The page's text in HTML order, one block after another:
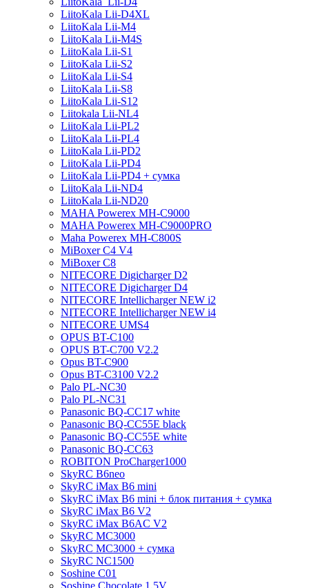
LiitoKala Lii-D4XL
LiitoKala Lii-M4
LiitoKala Lii-M4S
LiitoKala Lii-S1
LiitoKala Lii-S2
LiitoKala Lii-S4
LiitoKala Lii-S8
LiitoKala Lii-S12
Liitokala Lii-NL4
LiitoKala Lii-PL2
LiitoKala Lii-PL4
LiitoKala Lii-PD2
LiitoKala Lii-PD4
LiitoKala Lii-PD4 + сумка
LiitoKala Lii-ND4
LiitoKala Lii-ND20
MAHA Powerex MH-C9000
MAHA Powerex MH-C9000PRO
Maha Powerex MH-C800S
MiBoxer C4 V4
MiBoxer C8
NITECORE Digicharger D2
NITECORE Digicharger D4
NITECORE Intellicharger NEW i2
NITECORE Intellicharger NEW i4
NITECORE UMS4
OPUS BT-C100
OPUS BT-C700 V2.2
Opus BT-C900
Opus BT-C3100 V2.2
Palo PL-NC30
Palo PL-NC31
Panasonic BQ-CC17 white
Panasonic BQ-CC55E black
Panasonic BQ-CC55E white
Panasonic BQ-CC63
ROBITON ProCharger1000
SkyRC B6neo
SkyRC iMax B6 mini
SkyRC iMax B6 mini + блок питания + сумка
SkyRC iMax B6 V2
SkyRC iMax B6AC V2
SkyRC MC3000
SkyRC MC3000 + сумка
SkyRC NC1500
Soshine C01
Soshine Chocolate 1.5V